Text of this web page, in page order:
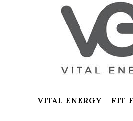
VITAL ENERGY – FIT